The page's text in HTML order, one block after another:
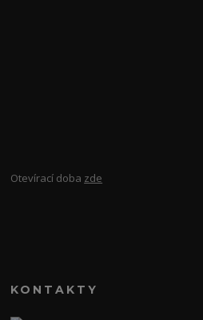
Otevírací doba zde
KONTAKTY